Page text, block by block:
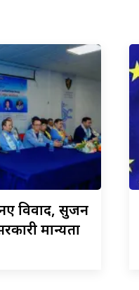
विवाद, सुजन
मान्यता